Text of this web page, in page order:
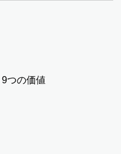
9つの価値